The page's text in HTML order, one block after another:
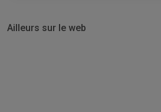
Ailleurs sur le web